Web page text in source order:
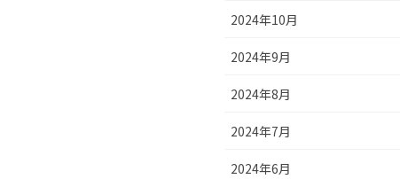
2024年10月
2024年9月
2024年8月
2024年7月
2024年6月